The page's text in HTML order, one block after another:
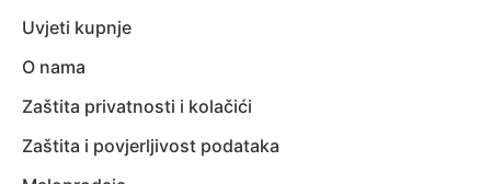
Uvjeti kupnje
O nama
Zaštita privatnosti i kolačići
Zaštita i povjerljivost podataka